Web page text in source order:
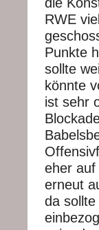
RWE
Punkte
sollte
könnte
ist sehr
eher auf
erneut
da